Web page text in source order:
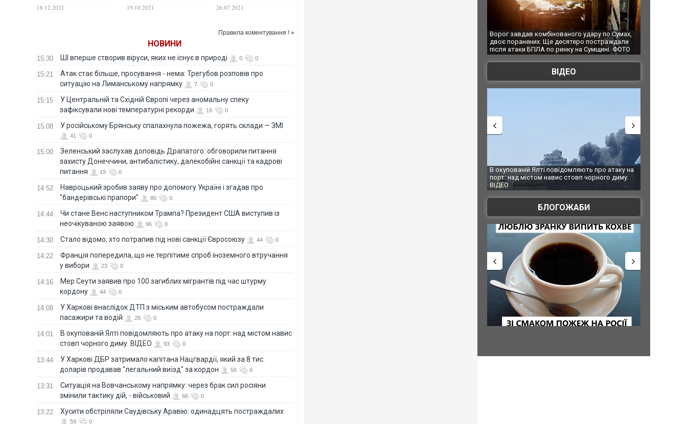
контактної групи
18.12.2021
Верде
19.10.2021
бойовиків — штаб ООС
26.07.2021
Правила коментування ! »
НОВИНИ
15:30 ШІ вперше створив віруси, яких не існує в природі 0 0
15:21
Атак стає більше, просування - нема: Трегубов розповів про
ситуацію на Лиманському напрямку
7 0
15:15
У Центральній та Східній Європі через аномальну спеку
зафіксували нові температурні рекорди
19 0
15:08 У російському Брянську спалахнула пожежа, горять склади — ЗМІ
41 0
15:00
Зеленський заслухав доповідь Драпатого: обговорили питання
захисту Донеччини, антибалістику, далекобійні санкції та кадрові
питання
19 0
14:52
Навроцький зробив заяву про допомогу Україні і згадав про
"бандерівські прапори"
80 0
14:44
Чи стане Венс наступником Трампа? Президент США виступив із
неочікуваною заявою
96 0
14:30 Стало відомо, хто потрапив під нові санкції Євросоюзу 44 0
14:22
Франція попередила, що не терпітиме спроб іноземного втручання
у вибори
23 0
14:16
Мер Сеути заявив про 100 загиблих мігрантів під час штурму
кордону
44 0
14:08
У Харкові внаслідок ДТП з міським автобусом постраждали
пасажири та водій
28 0
14:01
В окупованій Ялті повідомляють про атаку на порт: над містом навис
стовп чорного диму. ВІДЕО
93 0
13:44
У Харкові ДБР затримало капітана Нацгвардії, який за 8 тис.
доларів продавав "легальний виїзд" за кордон
56 0
13:31
Ситуація на Вовчанському напрямку: через брак сил росіяни
змінили тактику дій, - військовий
66 0
13:22 Хусити обстріляли Саудівську Аравію: одинадцять постраждалих
59 0
Ворог завдав комбінованого удару по Сумах,
двоє поранених. Ще десятеро постраждали
після атаки БПЛА по ринку на Сумщині. ФОТО
За 2000 кілометрів від кордону з Україною: в
Єкатеринбурзі після атаки дронів загорівся
склад Wildberries. ФОТО. ВІДЕО
ВІДЕО
В окупованій Ялті повідомляють про атаку на
порт: над містом навис стовп чорного диму.
За 2000 кілометрів від кордону з Україною: в
Єкатеринбурзі після атаки дронів загорівся
склад Wildberries. ФОТО. ВІДЕО
БЛОГОЖАБИ